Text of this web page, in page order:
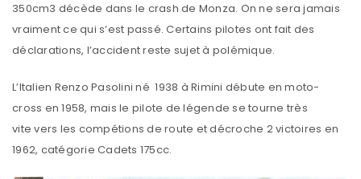
350cm3 décède dans le crash de Monza. On ne sera jamais
vraiment ce qui s’est passé. Certains pilotes ont fait des
déclarations, l’accident reste sujet à polémique.
L’Italien Renzo Pasolini né 1938 à Rimini débute en moto-
cross en 1958, mais le pilote de légende se tourne très
vite vers les compétions de route et décroche 2 victoires en
1962, catégorie Cadets 175cc.